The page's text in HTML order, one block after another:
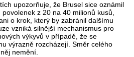
upozorňuje, že Brusel sice oznámil
z 20 na 40 milionů kusů,
o krok, který by zabránil dalšímu
vzniká silnější mechanismus pro
výkyvů v případě, že se
výrazně rozcházejí. Směr celého
nemění.